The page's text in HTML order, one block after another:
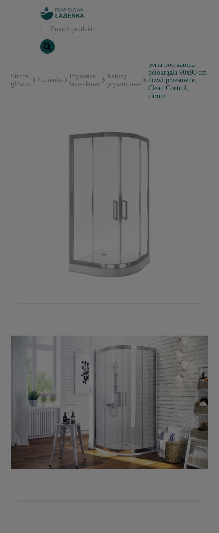
Strona
główna
Łazienka
Prysznice
łazienkowe
Kabiny
prysznicowe
Seria 600 kabina
półokrągła 90x90 cm
drzwi przesuwne,
Clean Control,
chrom